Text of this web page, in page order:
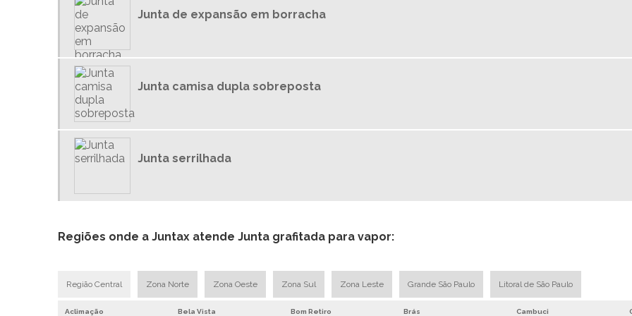
Junta de expansão em borracha
Junta camisa dupla sobreposta
Junta serrilhada
Regiões onde a Juntax atende Junta grafitada para vapor:
Região Central Zona Norte Zona Oeste Zona Sul Zona Leste Grande São Paulo Litoral de São Paulo
Aclimação Bela Vista Bom Retiro Brás Cambuci